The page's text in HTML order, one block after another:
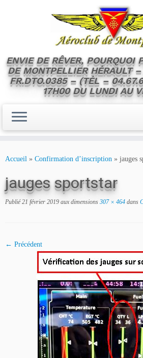
ENVIE DE RÊVER, POURQUOI
DE MONTPELLIER HÉRAULT
FR.DTO.0385 – (TÉL –
17H00 DU LUNDI AU
Accueil » Confirmation d’inscription » jauges
jauges sportstar
Publié 21 février 2019 aux dimensions 307 × 464 dans
← Précédent